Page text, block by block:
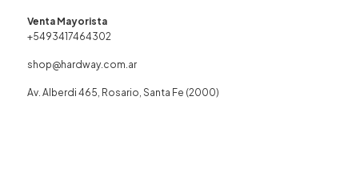
+5493417464302
shop@hardway.com.ar
Av. Alberdi 465, Rosario, Santa Fe (2000)